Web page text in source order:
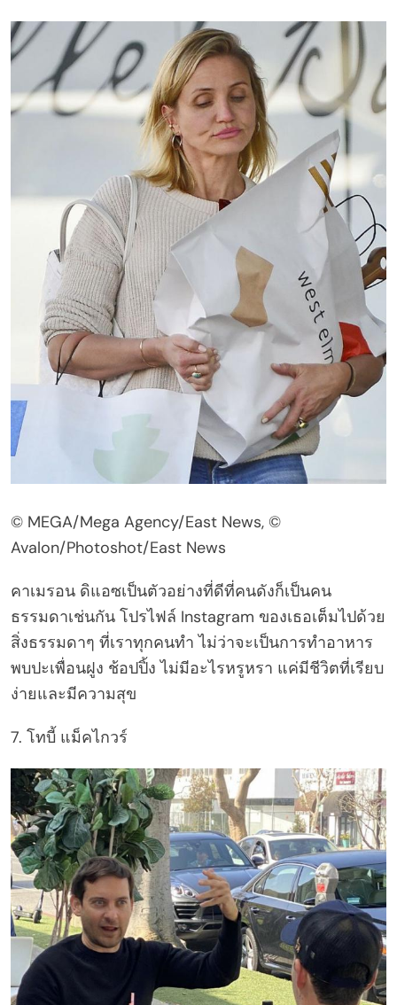
© MEGA/Mega Agency/East News, ©
Avalon/Photoshot/East News
คาเมรอน ดิแอซเป็นตัวอย่างที่ดีที่คนดังก็เป็นคน
ธรรมดาเช่นกัน โปรไฟล์ Instagram ของเธอเต็มไปด้วย
สิ่งธรรมดาๆ ที่เราทุกคนทำ ไม่ว่าจะเป็นการทำอาหาร
พบปะเพื่อนฝูง ช้อปปิ้ง ไม่มีอะไรหรูหรา แค่มีชีวิตที่เรียบ
ง่ายและมีความสุข
7. โทบี้ แม็คไกวร์